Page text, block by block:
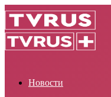
Новости